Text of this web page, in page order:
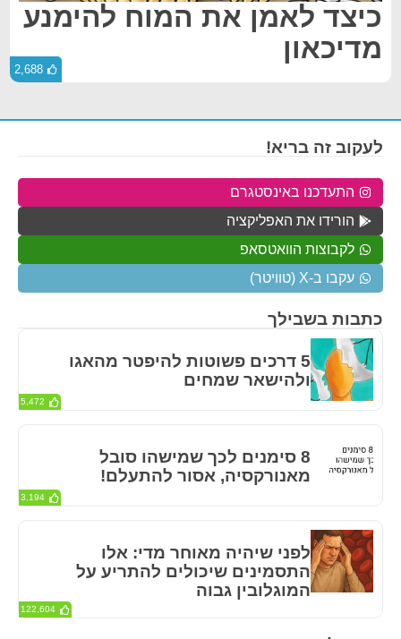
כיצד לאמן את המוח להימנע
מדיכאון
2,688
כתבות בשבילך
5 דרכים פשוטות להיפטר מהאגו
ולהישאר שמחים
5,472
8 סימנים לכך שמישהו סובל
מאנורקסיה, אסור להתעלם!
3,194
לפני שיהיה מאוחר מדי: אלו
התסמינים שיכולים להתריע על
המוגלובין גבוה
122,604
לעקוב זה בריא!
התעדכנו באינסטגרם
הורידו את האפליקציה
לקבוצות הוואטסאפ
עקבו ב-X (טוויטר)